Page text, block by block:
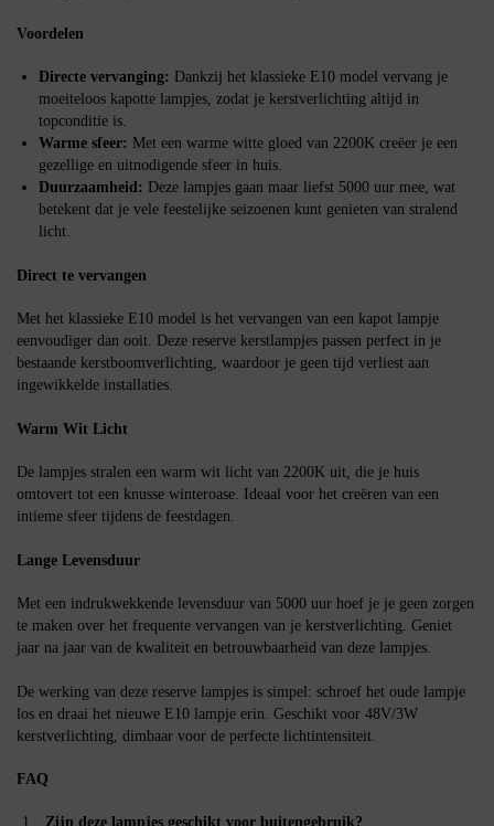
Voordelen
Directe vervanging: Dankzij het klassieke E10 model vervang je
moeiteloos kapotte lampjes, zodat je kerstverlichting altijd in
topconditie is.
Warme sfeer: Met een warme witte gloed van 2200K creëer je een
gezellige en uitnodigende sfeer in huis.
Duurzaamheid: Deze lampjes gaan maar liefst 5000 uur mee, wat
betekent dat je vele feestelijke seizoenen kunt genieten van stralend
licht.
Direct te vervangen
Met het klassieke E10 model is het vervangen van een kapot lampje
eenvoudiger dan ooit. Deze reserve kerstlampjes passen perfect in je
bestaande kerstboomverlichting, waardoor je geen tijd verliest aan
ingewikkelde installaties.
Warm Wit Licht
De lampjes stralen een warm wit licht van 2200K uit, die je huis
omtovert tot een knusse winteroase. Ideaal voor het creëren van een
intieme sfeer tijdens de feestdagen.
Lange Levensduur
Met een indrukwekkende levensduur van 5000 uur hoef je je geen zorgen
te maken over het frequente vervangen van je kerstverlichting. Geniet
jaar na jaar van de kwaliteit en betrouwbaarheid van deze lampjes.
De werking van deze reserve lampjes is simpel: schroef het oude lampje
los en draai het nieuwe E10 lampje erin. Geschikt voor 48V/3W
kerstverlichting, dimbaar voor de perfecte lichtintensiteit.
FAQ
Zijn deze lampjes geschikt voor buitengebruik?